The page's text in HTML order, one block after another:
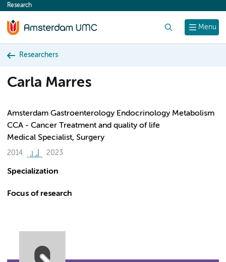
content
Menu
Research
Researchers
Carla Marres
Amsterdam Gastroenterology Endocrinology Metabolism
CCA - Cancer Treatment and quality of life
Medical Specialist, Surgery
2014 2023
Specialization
Focus of research